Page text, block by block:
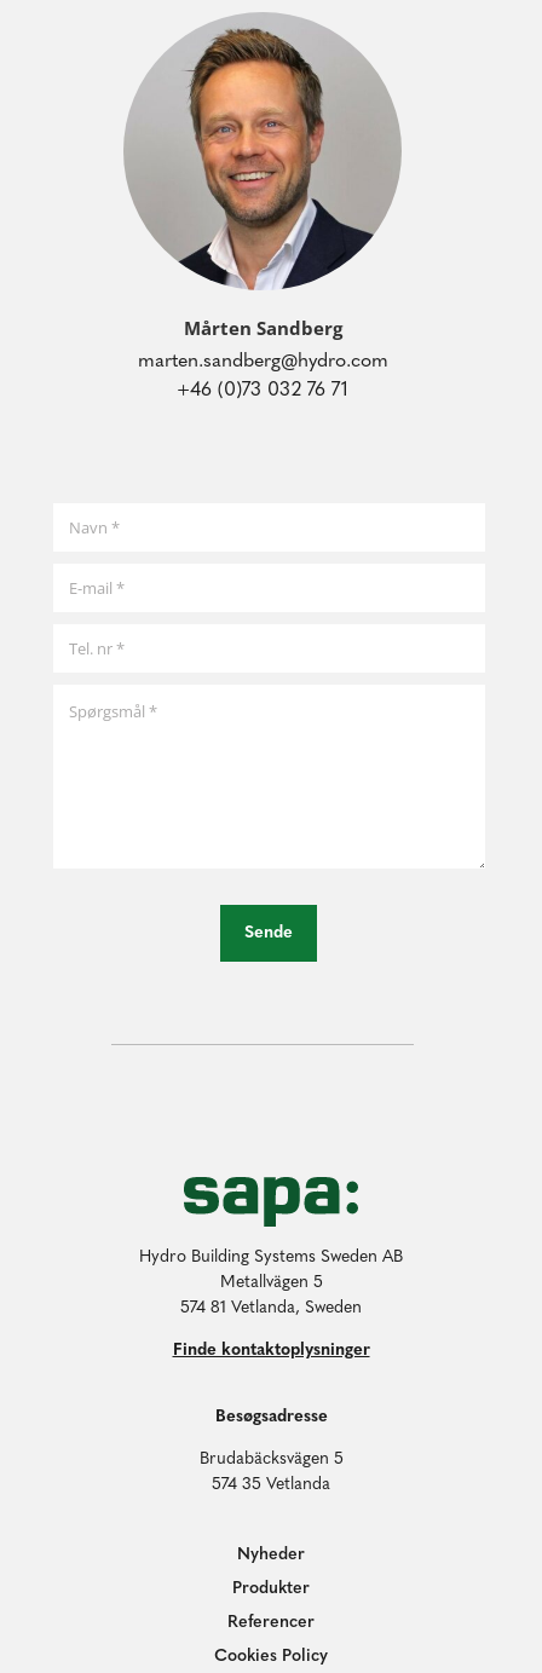
Mårten Sandberg
marten.sandberg@hydro.com
+46 (0)73 032 76 71
Sende
Hydro Building Systems Sweden AB
Metallvägen 5
574 81 Vetlanda, Sweden
Finde kontaktoplysninger
Besøgsadresse
Brudabäcksvägen 5
574 35 Vetlanda
Nyheder
Produkter
Referencer
Cookies Policy